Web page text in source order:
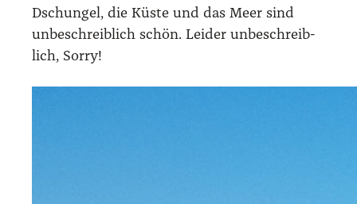
Dschun­gel, die Küs­te und das Meer sind
unbe­schreib­lich schön. Lei­der unbe­schreib­
lich, Sor­ry!